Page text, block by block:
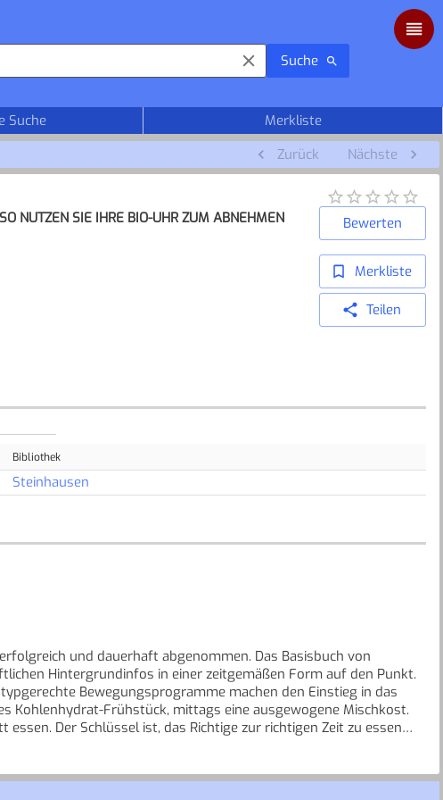
Suche
Suche
Merkliste
Zurück Nächste
NUTZEN SIE IHRE BIO-UHR ZUM ABNEHMEN
Bewerten
Merkliste
Teilen
Bibliothek
Steinhausen
und dauerhaft abgenommen. Das Basisbuch von
Hintergrundinfos in einer zeitgemäßen Form auf den Punkt.
Bewegungsprogramme machen den Einstieg in das
Kohlenhydrat-Frühstück, mittags eine ausgewogene Mischkost.
Der Schlüssel ist, das Richtige zur richtigen Zeit zu essen
viel Schlaf sorgen außerdem dafür, dass die Hormone im Körper